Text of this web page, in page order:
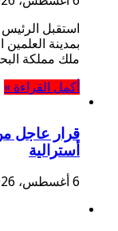
استقبل
بمدينة
ملك مملكة
أكمل القراءة »
قرار عاجل
أسترالية
6 أغسطس، 2026